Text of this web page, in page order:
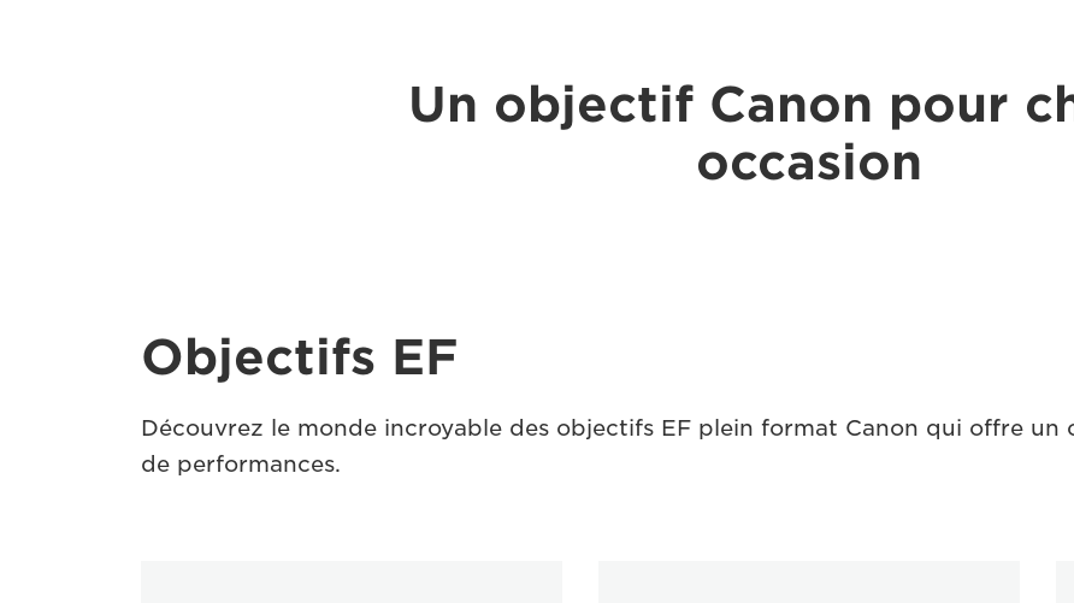
Un objectif Canon pour
occasion
Objectifs EF
Découvrez le monde incroyable des objectifs EF plein format Canon qui offre
de performances.